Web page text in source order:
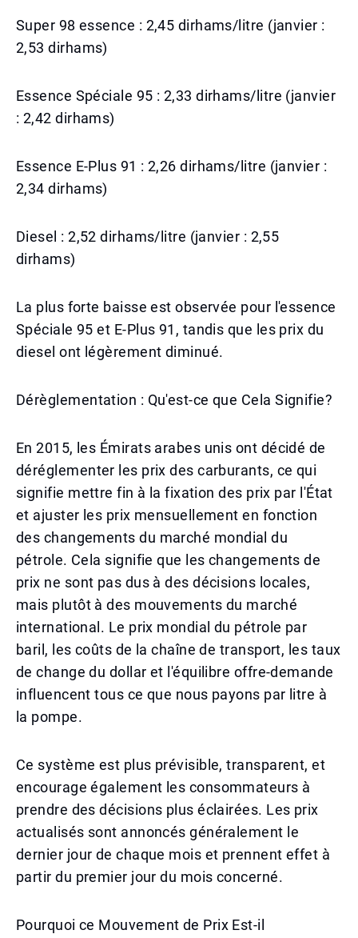
Super 98 essence : 2,45 dirhams/litre (janvier :
2,53 dirhams)
Essence Spéciale 95 : 2,33 dirhams/litre (janvier
: 2,42 dirhams)
Essence E-Plus 91 : 2,26 dirhams/litre (janvier :
2,34 dirhams)
Diesel : 2,52 dirhams/litre (janvier : 2,55
dirhams)
La plus forte baisse est observée pour l'essence
Spéciale 95 et E-Plus 91, tandis que les prix du
diesel ont légèrement diminué.
Dérèglementation : Qu'est-ce que Cela Signifie?
En 2015, les Émirats arabes unis ont décidé de
déréglementer les prix des carburants, ce qui
signifie mettre fin à la fixation des prix par l'État
et ajuster les prix mensuellement en fonction
des changements du marché mondial du
pétrole. Cela signifie que les changements de
prix ne sont pas dus à des décisions locales,
mais plutôt à des mouvements du marché
international. Le prix mondial du pétrole par
baril, les coûts de la chaîne de transport, les taux
de change du dollar et l'équilibre offre-demande
influencent tous ce que nous payons par litre à
la pompe.
Ce système est plus prévisible, transparent, et
encourage également les consommateurs à
prendre des décisions plus éclairées. Les prix
actualisés sont annoncés généralement le
dernier jour de chaque mois et prennent effet à
partir du premier jour du mois concerné.
Pourquoi ce Mouvement de Prix Est-il